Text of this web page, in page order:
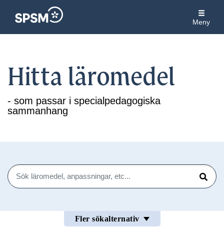
Meny
Hitta läromedel
- som passar i specialpedagogiska
sammanhang
Sök
Sök
Fler sökalternativ